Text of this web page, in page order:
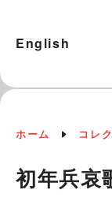
English
ホーム コレ
初年兵哀